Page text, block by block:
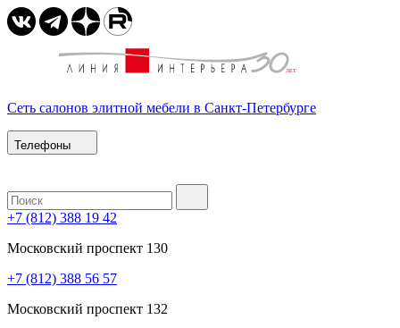
Сеть салонов элитной мебели в Санкт-Петербурге
Телефоны
+7 (812) 388 19 42
Московский проспект 130
+7 (812) 388 56 57
Московский проспект 132